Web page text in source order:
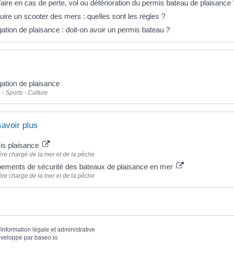
en cas de perte, vol ou détérioration du permis bateau de plaisance
un scooter des mers : quelles sont les règles ?
de plaisance : doit-on avoir un permis bateau ?
de plaisance
- Sports - Culture
plus
plaisance
chargé de la mer et de la pêche
de sécurité des bateaux de plaisance en mer
chargé de la mer et de la pêche
légale et administrative
par baseo.io